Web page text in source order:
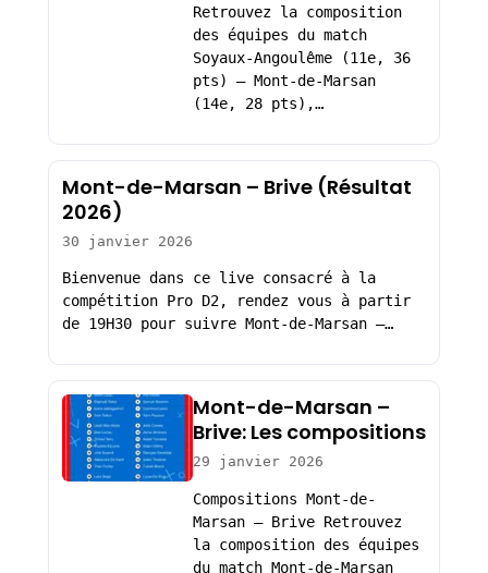
Retrouvez la composition
des équipes du match
Soyaux-Angoulême (11e, 36
pts) – Mont-de-Marsan
(14e, 28 pts),…
Mont-de-Marsan – Brive (Résultat
2026)
30 janvier 2026
Bienvenue dans ce live consacré à la
compétition Pro D2, rendez vous à partir
de 19H30 pour suivre Mont-de-Marsan –…
Mont-de-Marsan –
Brive: Les compositions
29 janvier 2026
Compositions Mont-de-
Marsan – Brive Retrouvez
la composition des équipes
du match Mont-de-Marsan